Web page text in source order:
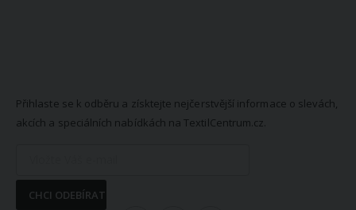
Přihlaste se k odběru a získtejte nejčerstvější informace o slevách,
akcích a speciálních nabídkách na TextilCentrum.cz.
CHCI ODEBÍRAT